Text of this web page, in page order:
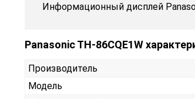
Информационный дисплей
Panasonic TH-86CQE1W
Производитель
Модель